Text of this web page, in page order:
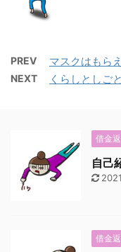
PREV マスクはもら
NEXT くらしとしご
借金
自己
借金